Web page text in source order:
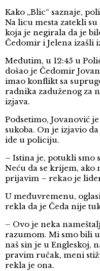
Kako „Blic“ saznaje,
Na licu mesta zatekli
koja je negirala da je
Čedomir i Jelena izašli
Međutim, u 12:45 u
došao je Čedomir
imao konflikt sa
radnika zaduženog za
izjava.
Podsetimo, Jovanović
sukoba. On je izjavio
ide u policiju.
– Istina je, potukli smo
Neću da se krijem, ako
prijavim – rekao je lider
U međuvremenu,
rekla da je Čeda nije
– Ovo je neka
razumom. Mi smo bili
naš sin je u Engleskoj,
pravim ručak, meni
rekla je ona.